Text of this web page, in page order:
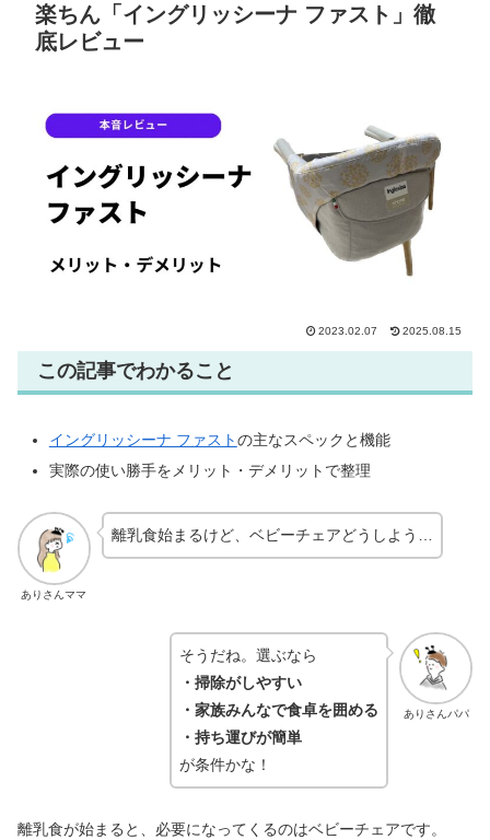
楽ちん「イングリッシーナ ファスト」徹
底レビュー
2023.02.07 2025.08.15
この記事でわかること
イングリッシーナ ファストの主なスペックと機能
実際の使い勝手をメリット・デメリットで整理
ありさんママ
離乳食始まるけど、ベビーチェアどうしよう…
ありさんパパ
そうだね。選ぶなら
・掃除がしやすい
・家族みんなで食卓を囲める
・持ち運びが簡単
が条件かな！
離乳食が始まると、必要になってくるのはベビーチェアです。